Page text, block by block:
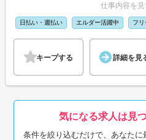
仕事内容を
日払い・週払い エルダー活躍中 フ
キープする 詳細を見
気になる求人は見
条件を絞り込むだけで、あなた